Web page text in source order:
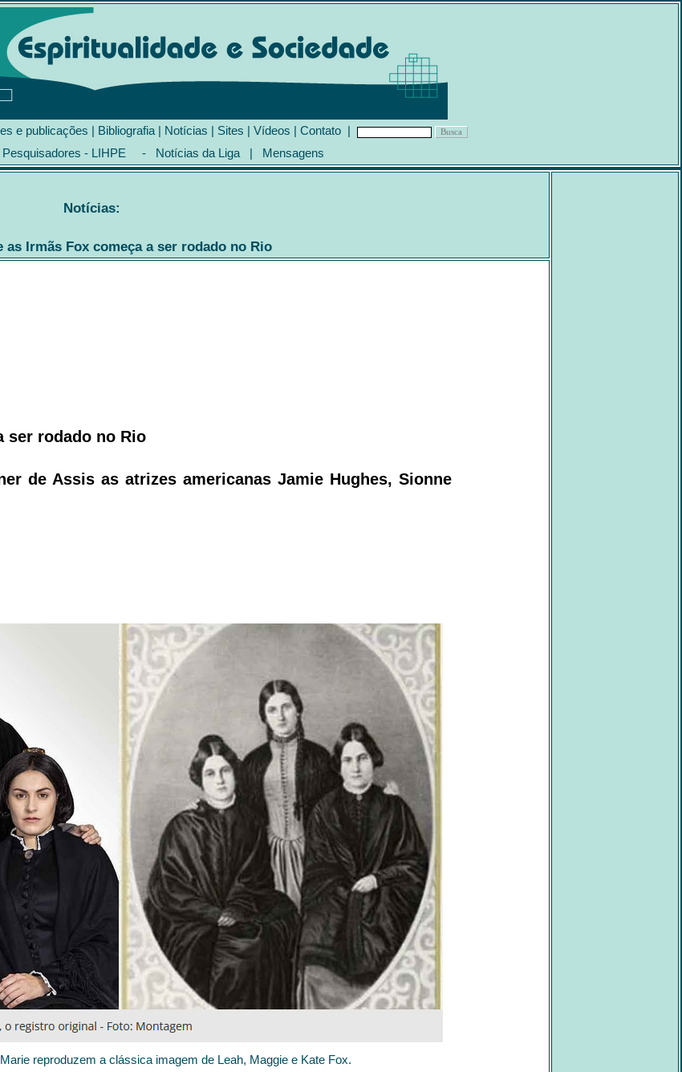
e publicações | Bibliografia | Notícias | Sites | Vídeos | Contato |
Pesquisadores - LIHPE - Notícias da Liga | Mensagens
Notícias:
Irmãs Fox começa a ser rodado no Rio
ser rodado no Rio
de Assis as atrizes americanas Jamie Hughes, Sionne
reproduzem a clássica imagem de Leah, Maggie e Kate Fox.